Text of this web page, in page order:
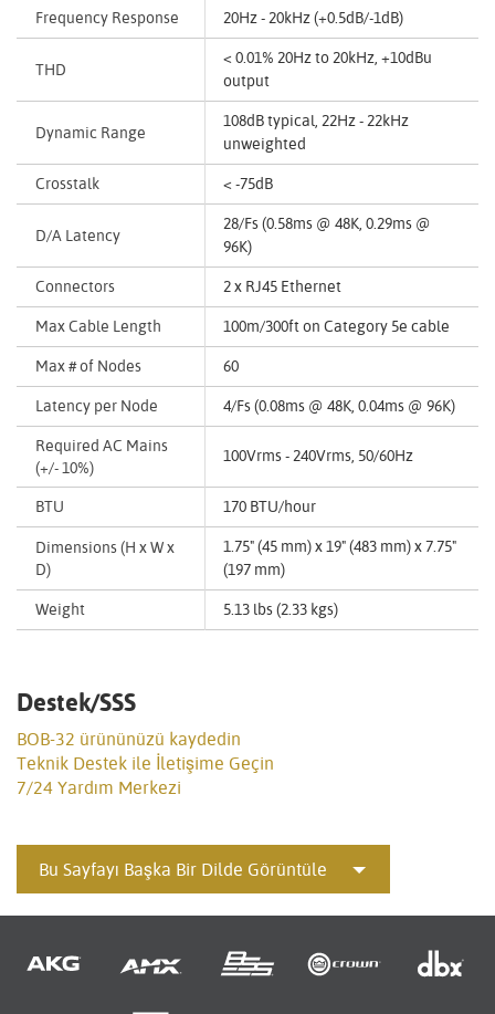
Frequency Response 20Hz - 20kHz (+0.5dB/-1dB)
THD
< 0.01% 20Hz to 20kHz, +10dBu
output
Dynamic Range
108dB typical, 22Hz - 22kHz
unweighted
Crosstalk < -75dB
D/A Latency
28/Fs (0.58ms @ 48K, 0.29ms @
96K)
Connectors 2 x RJ45 Ethernet
Max Cable Length 100m/300ft on Category 5e cable
Max # of Nodes 60
Latency per Node 4/Fs (0.08ms @ 48K, 0.04ms @ 96K)
Required AC Mains
(+/- 10%)
100Vrms - 240Vrms, 50/60Hz
BTU 170 BTU/hour
Dimensions (H x W x
D)
1.75" (45 mm) x 19" (483 mm) x 7.75"
(197 mm)
Weight 5.13 lbs (2.33 kgs)
Destek/SSS
BOB-32 ürününüzü kaydedin
Teknik Destek ile İletişime Geçin
7/24 Yardım Merkezi
Bu Sayfayı Başka Bir Dilde Görüntüle